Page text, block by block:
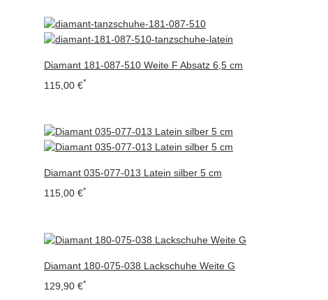
Diamant 181-087-510 Weite F Absatz 6,5 cm
115,00 €*
Diamant 035-077-013 Latein silber 5 cm
115,00 €*
Diamant 180-075-038 Lackschuhe Weite G
129,90 €*